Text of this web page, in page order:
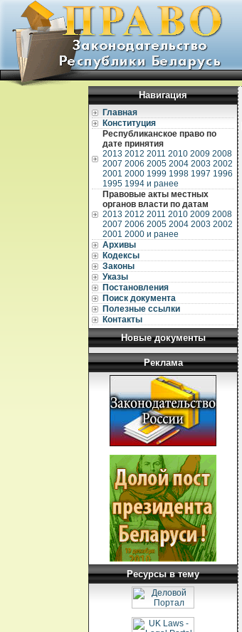
Навигация
Главная
Конституция
Республиканское право по
дате принятия
2013 2012 2011 2010 2009 2008
2007 2006 2005 2004 2003 2002
2001 2000 1999 1998 1997 1996
1995 1994 и ранее
Правовые акты местных
органов власти по датам
2013 2012 2011 2010 2009 2008
2007 2006 2005 2004 2003 2002
2001 2000 и ранее
Архивы
Кодексы
Законы
Указы
Постановления
Поиск документа
Полезные ссылки
Контакты
Новые документы
Реклама
Ресурсы в тему